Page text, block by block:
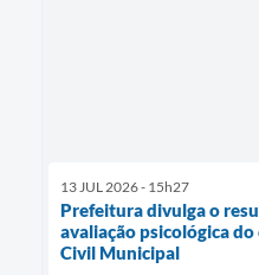
13 JUL 2026 - 15h27
Prefeitura divulga o
avaliação psicológica
Civil Municipal